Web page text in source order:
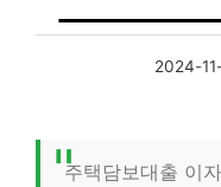
2024-
주택담보대출 이